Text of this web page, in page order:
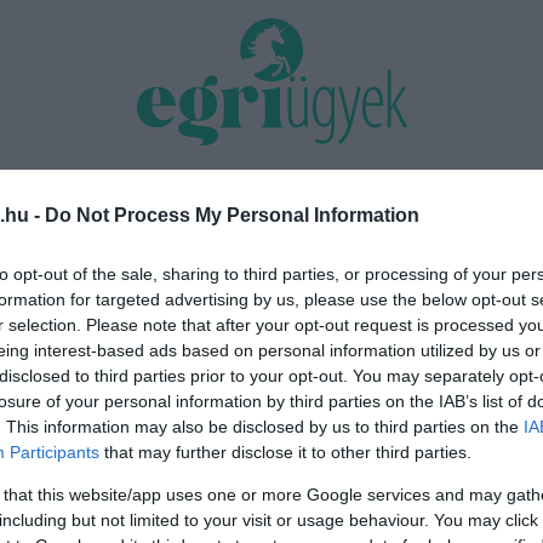
- Do Not Process My Personal Information
opt-out of the sale, sharing to third parties, or processing of your
for targeted advertising by us, please use the below opt-out
selection. Please note that after your opt-out request is processed
interest-based ads based on personal information utilized by us
to third parties prior to your opt-out. You may separately
of your personal information by third parties on the IAB’s list of
This information may also be disclosed by us to third parties on the
Participants that may further disclose it to other third parties.
that this website/app uses one or more Google services and may
but not limited to your visit or usage behaviour. You may
őshonos és védett
ki a kiszáradó Eg...
„Nem tettünk nyomást a fiunkra”
család története, amely a Rapid
A HOMLOKZATI NYÍLÁSZÁRÓK CSERÉJE KERÜL ELŐTÉRBE